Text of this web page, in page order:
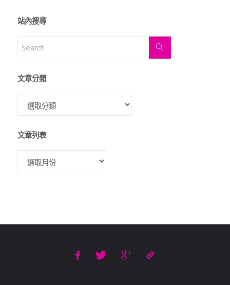
站內搜尋
文章分類
文章列表